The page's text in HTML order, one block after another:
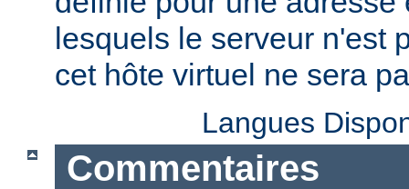
lesquels le serveur n'est
cet hôte virtuel ne sera
Langues
Commentaires